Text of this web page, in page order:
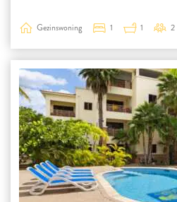
Gezinswoning 1 1 2